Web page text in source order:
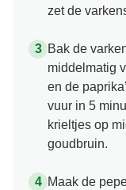
zet de
Bak de
middelmatig
en de
vuur in 5
krieltjes op
goudbruin.
Maak de